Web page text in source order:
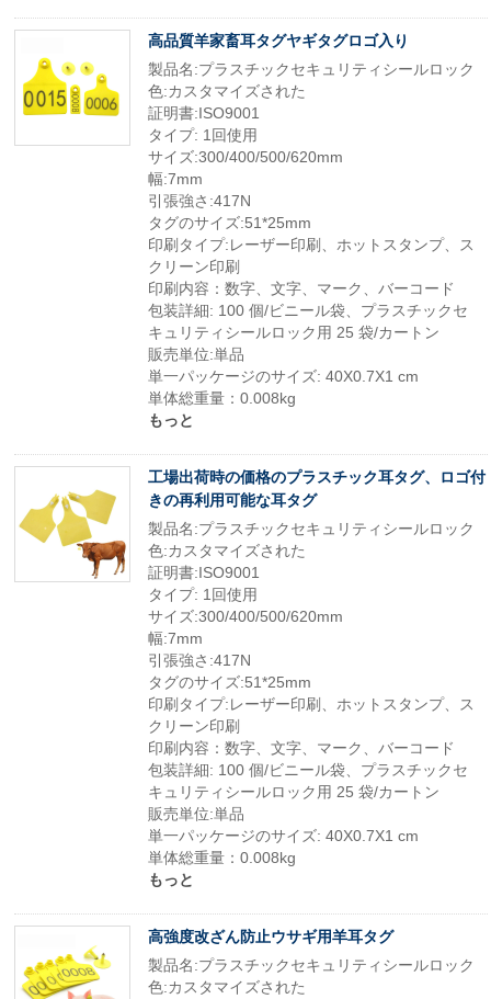
高品質羊家畜耳タグヤギタグロゴ入り
製品名:プラスチックセキュリティシールロック
色:カスタマイズされた
証明書:ISO9001
タイプ: 1回使用
サイズ:300/400/500/620mm
幅:7mm
引張強さ:417N
タグのサイズ:51*25mm
印刷タイプ:レーザー印刷、ホットスタンプ、ス
クリーン印刷
印刷内容：数字、文字、マーク、バーコード
包装詳細: 100 個/ビニール袋、プラスチックセ
キュリティシールロック用 25 袋/カートン
販売単位:単品
単一パッケージのサイズ: 40X0.7X1 cm
単体総重量：0.008kg
もっと
工場出荷時の価格のプラスチック耳タグ、ロゴ付
きの再利用可能な耳タグ
製品名:プラスチックセキュリティシールロック
色:カスタマイズされた
証明書:ISO9001
タイプ: 1回使用
サイズ:300/400/500/620mm
幅:7mm
引張強さ:417N
タグのサイズ:51*25mm
印刷タイプ:レーザー印刷、ホットスタンプ、ス
クリーン印刷
印刷内容：数字、文字、マーク、バーコード
包装詳細: 100 個/ビニール袋、プラスチックセ
キュリティシールロック用 25 袋/カートン
販売単位:単品
単一パッケージのサイズ: 40X0.7X1 cm
単体総重量：0.008kg
もっと
高強度改ざん防止ウサギ用羊耳タグ
製品名:プラスチックセキュリティシールロック
色:カスタマイズされた